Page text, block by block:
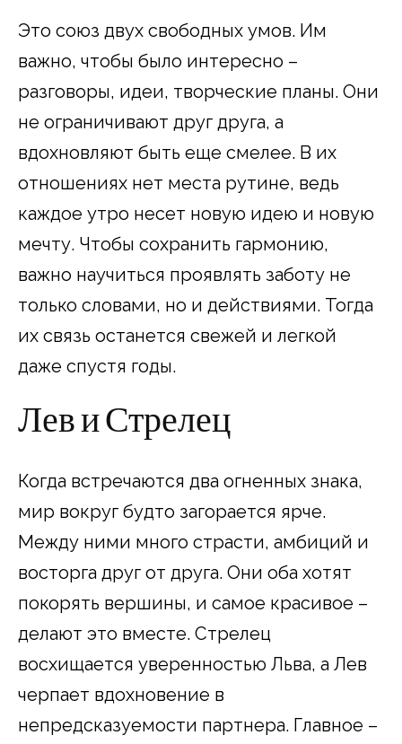
Это союз двух свободных умов. Им
важно, чтобы было интересно –
разговоры, идеи, творческие планы. Они
не ограничивают друг друга, а
вдохновляют быть еще смелее. В их
отношениях нет места рутине, ведь
каждое утро несет новую идею и новую
мечту. Чтобы сохранить гармонию,
важно научиться проявлять заботу не
только словами, но и действиями. Тогда
их связь останется свежей и легкой
даже спустя годы.
Лев и Стрелец
Когда встречаются два огненных знака,
мир вокруг будто загорается ярче.
Между ними много страсти, амбиций и
восторга друг от друга. Они оба хотят
покорять вершины, и самое красивое –
делают это вместе. Стрелец
восхищается уверенностью Льва, а Лев
черпает вдохновение в
непредсказуемости партнера. Главное –